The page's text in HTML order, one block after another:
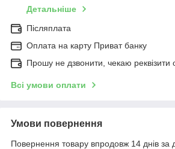
Детальніше
Післяплата
Оплата на карту Приват банку
Прошу не дзвонити, чекаю реквізити
Всі умови оплати
Умови повернення
Повернення товару впродовж 14 днів за